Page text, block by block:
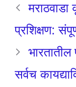
मराठवाडा
प्रशिक्षण:
भारतातील
सर्वच